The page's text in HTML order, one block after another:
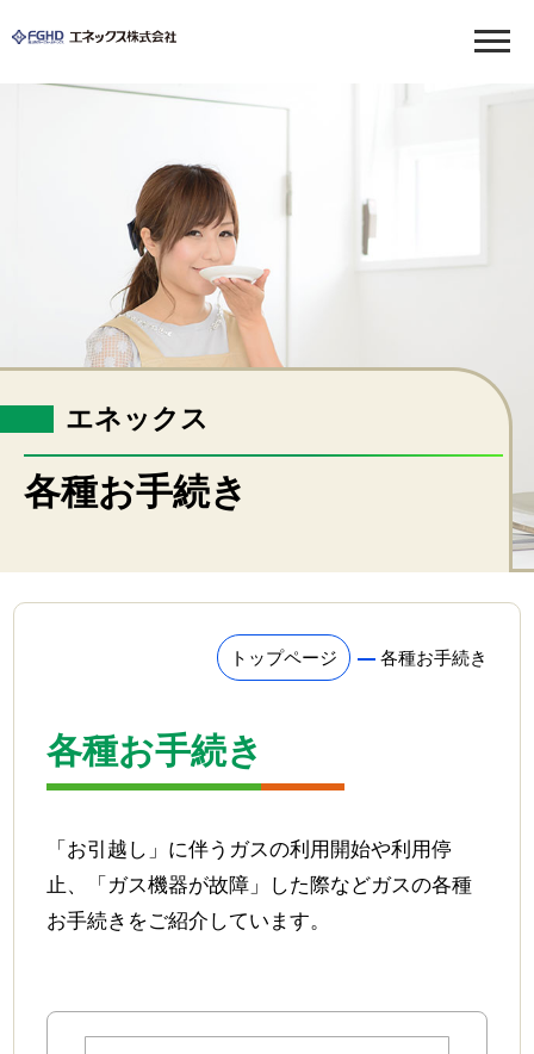
ガス料金について
各種手続き
緊急・お困りのとき
ガス機器の販売
福祉・介護
福祉用具のレンタル・販売
リフォーム
ゴルフ場
各種お手続き
ガスの利用開始・停止
お支払方法変更・名義変更
ガス機器の修理依頼
緊急お困り
エネックス
各種お手続き
トップページ 各種お手続き
各種お手続き
「お引越し」に伴うガスの利用開始や利用停
止、「ガス機器が故障」した際などガスの各種
お手続きをご紹介しています。